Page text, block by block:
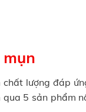
lượng đáp
5 sản phẩm